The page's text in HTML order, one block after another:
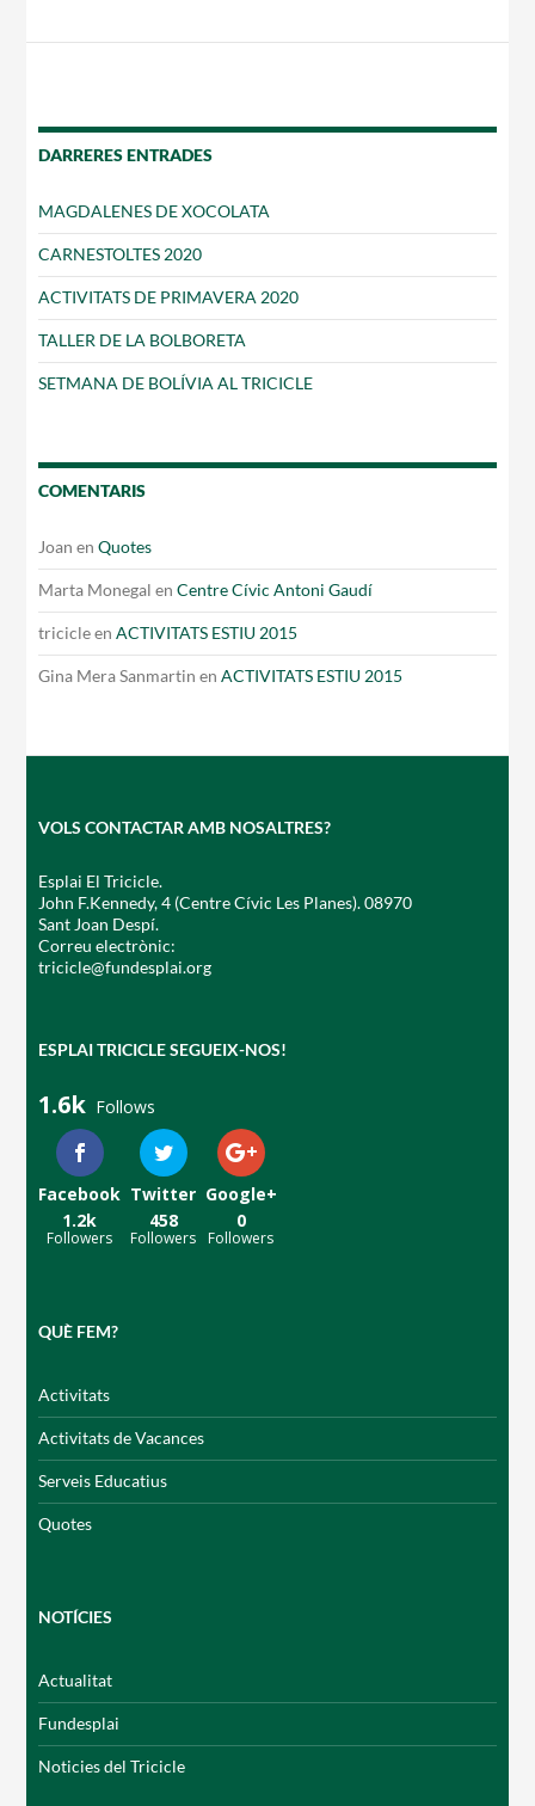
DARRERES ENTRADES
MAGDALENES DE XOCOLATA
CARNESTOLTES 2020
ACTIVITATS DE PRIMAVERA 2020
TALLER DE LA BOLBORETA
SETMANA DE BOLÍVIA AL TRICICLE
COMENTARIS
Joan enQuotes
Marta Monegal enCentre Cívic Antoni Gaudí
tricicleenACTIVITATS ESTIU 2015
Gina Mera Sanmartin enACTIVITATS ESTIU 2015
VOLS CONTACTAR AMB NOSALTRES?
Esplai El Tricicle.
John F.Kennedy, 4 (Centre Cívic Les Planes). 08970
Sant Joan Despí.
Correu electrònic:
tricicle@fundesplai.org
ESPLAI TRICICLE SEGUEIX-NOS!
1.6k Follows
Facebook
1.2k
Followers
Twitter
458
Followers
Google+
0
Followers
QUÈ FEM?
Activitats
Activitats de Vacances
Serveis Educatius
Quotes
NOTÍCIES
Actualitat
Fundesplai
Noticies del Tricicle